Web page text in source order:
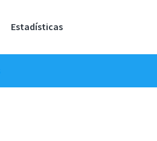
Estadísticas